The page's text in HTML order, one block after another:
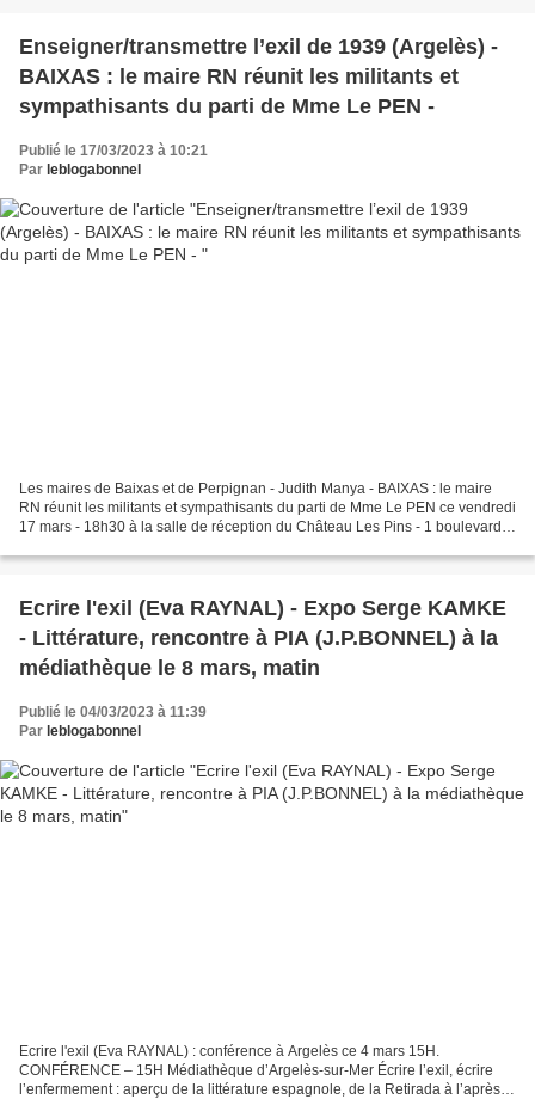
Enseigner/transmettre l’exil de 1939 (Argelès) -
BAIXAS : le maire RN réunit les militants et
sympathisants du parti de Mme Le PEN -
Publié le 17/03/2023 à 10:21
Par leblogabonnel
Les maires de Baixas et de Perpignan - Judith Manya - BAIXAS : le maire
RN réunit les militants et sympathisants du parti de Mme Le PEN ce vendredi
17 mars - 18h30 à la salle de réception du Château Les Pins - 1 boulevard
Ecrire l'exil (Eva RAYNAL) - Expo Serge KAMKE
- Littérature, rencontre à PIA (J.P.BONNEL) à la
médiathèque le 8 mars, matin
Publié le 04/03/2023 à 11:39
Par leblogabonnel
Ecrire l'exil (Eva RAYNAL) : conférence à Argelès ce 4 mars 15H.
CONFÉRENCE – 15H Médiathèque d’Argelès-sur-Mer Écrire l’exil, écrire
l’enfermement : aperçu de la littérature espagnole, de la Retirada à l’après